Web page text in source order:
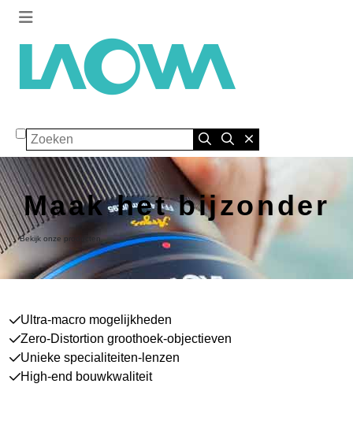
Zoeken
Maak het bijzonder
Bekijk onze producten
Ultra-macro mogelijkheden
Zero-Distortion groothoek-objectieven
Unieke specialiteiten-lenzen
High-end bouwkwaliteit